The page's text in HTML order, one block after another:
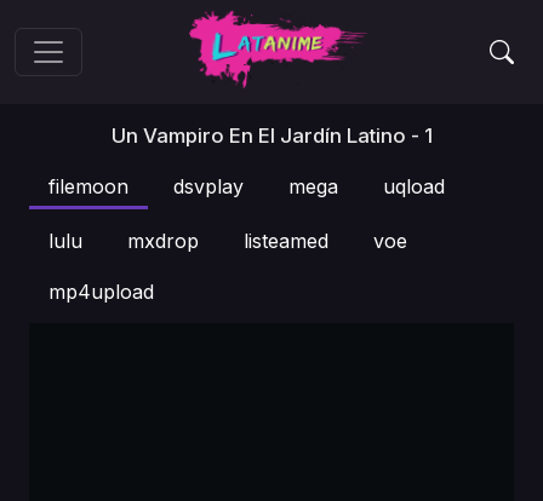
Un Vampiro En El Jardín Latino - 1
filemoon dsvplay mega uqload
lulu mxdrop listeamed voe
mp4upload